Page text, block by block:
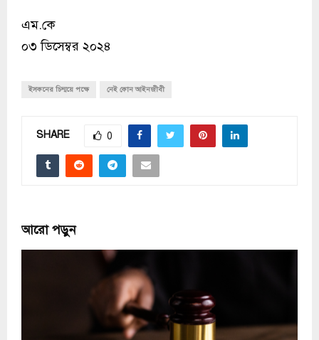
এম.কে
০৩ ডিসেম্বর ২০২৪
ইসকনের চিন্ময়ে পক্ষে নেই কোন আইনজীবী
SHARE 0
আরো পড়ুন